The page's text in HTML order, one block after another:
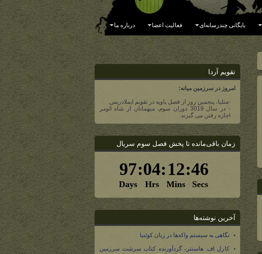
بایگانی چندرسانه‌ای فعالیت اعضا درباره ما
تقویم آردا
امروز در سرزمین میانه:
-منلیا، پنجمین روز از فصل یاویه در تقویم ایملادریس.
- در سال 3019 دوران سوم، میهمانان از شاه ائومر
اجازه رفتن می گیرند.
زمان باقی‌مانده تا پخش فصل سوم سریال
آخرین نوشته‌ها
نگاهی به سیستم واکه‌ها در زبان کوئنیا
کارل اف. هاستتر، گردآورنده کتاب سرشت سرزمین